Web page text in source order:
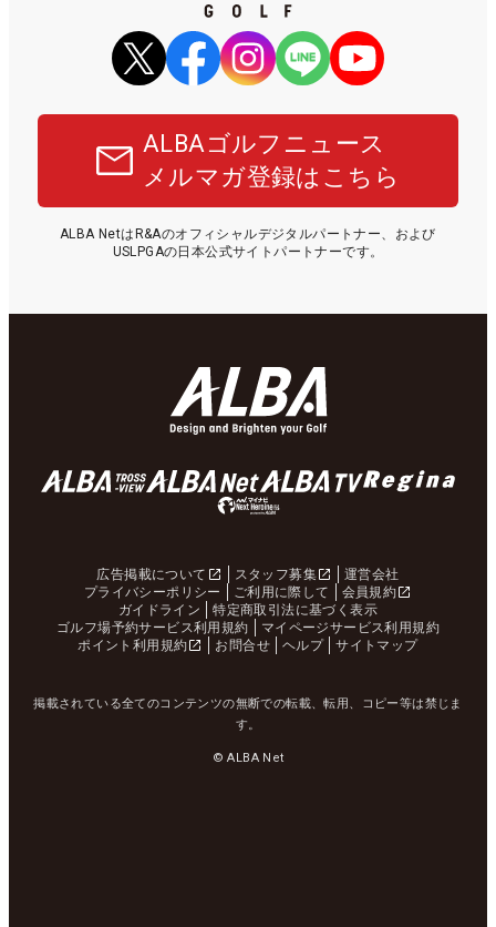
ALBAゴルフニュース
メルマガ登録はこちら
ALBA NetはR&Aのオフィシャルデジタルパートナー、および
USLPGAの日本公式サイトパートナーです。
広告掲載について スタッフ募集
運営会社
プライバシーポリシー
ご利用に際して
会員規約
ガイドライン
特定商取引法に基づく表示
ゴルフ場予約サービス利用規約
マイページサービス利用規約
ポイント利用規約
お問合せ ヘルプ サイトマップ
掲載されている全てのコンテンツの無断での転載、転用、コピー等は禁じま
す。
© ALBA Net